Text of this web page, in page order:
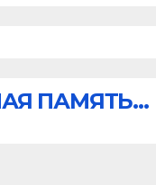
ПАМЯТЬ...